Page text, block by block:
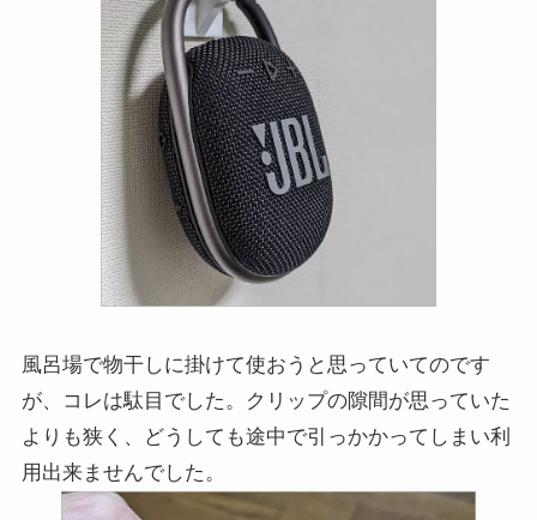
風呂場で物干しに掛けて使おうと思っていてのです
が、コレは駄目でした。クリップの隙間が思っていた
よりも狭く、どうしても途中で引っかかってしまい利
用出来ませんでした。